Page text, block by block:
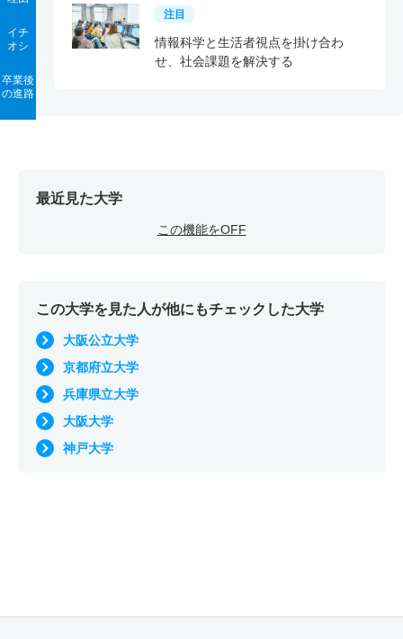
イチ
オシ
卒業後
の進路
注目
情報科学と生活者視点を掛け合わ
せ、社会課題を解決する
最近見た大学
この機能をOFF
この大学を見た人が他にもチェックした大学
大阪公立大学
京都府立大学
兵庫県立大学
大阪大学
神戸大学